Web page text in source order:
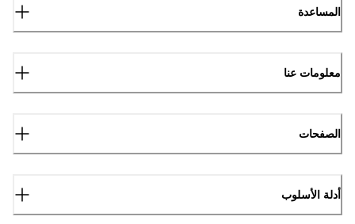
المساعدة
معلومات عنا
الصفحات
أدلة الأسلوب